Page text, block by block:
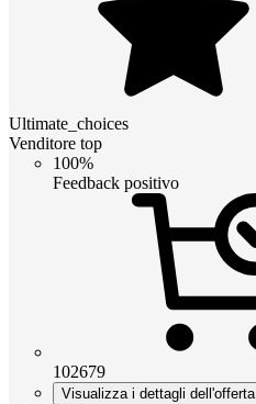
Ultimate_choices
Venditore top
100%
Feedback positivo
102679
Visualizza i dettagli dell'offerta